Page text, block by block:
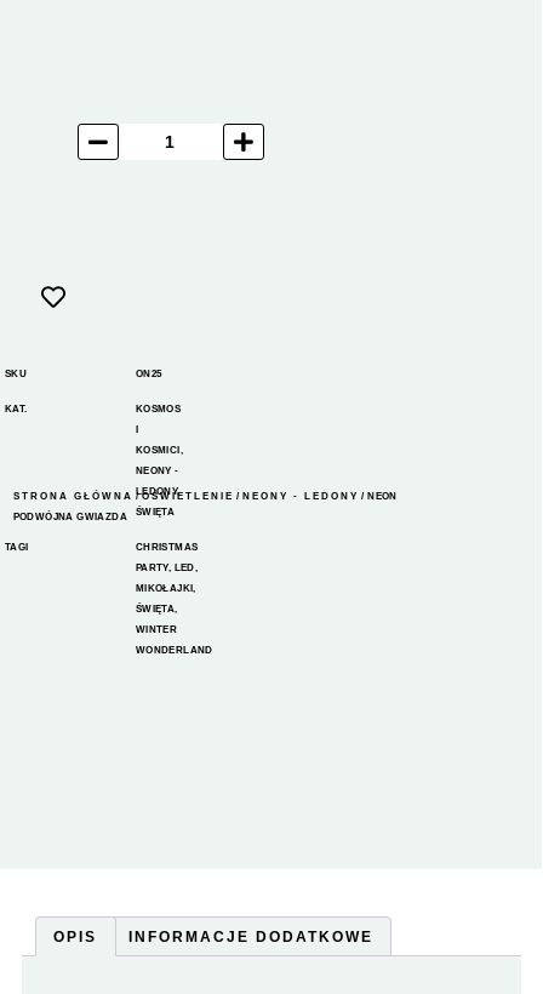
SKU ON25
KAT.
KOSMOS
KOSMICI
NEONY -
LEDONY,
ŚWIĘTA
TAGI
CHRISTMAS
PARTY, LED
MIKOŁAJKI
ŚWIĘTA
WINTER
WONDERLAND
STRONA GŁÓWNA /OŚWIETLENIE / NEONY - LEDONY / NEON
PODWÓJNA GWIAZDA
OPIS INFORMACJE DODATKOWE